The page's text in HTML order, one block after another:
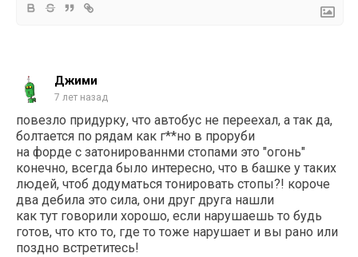
Джими
7 лет назад
повезло придурку, что автобус не переехал, а так да,
болтается по рядам как г**но в проруби
на форде с затонированнми стопами это "огонь"
конечно, всегда было интересно, что в башке у таких
людей, чтоб додуматься тонировать стопы?! короче
два дебила это сила, они друг друга нашли
как тут говорили хорошо, если нарушаешь то будь
готов, что кто то, где то тоже нарушает и вы рано или
поздно встретитесь!